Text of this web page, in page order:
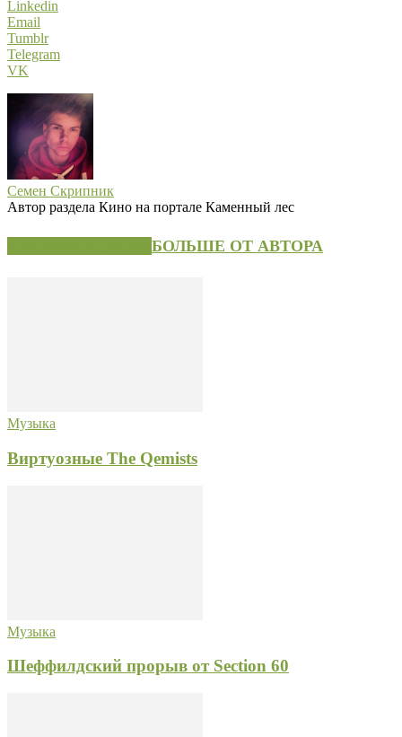
Linkedin
Email
Tumblr
Telegram
VK
Семен Скрипник
Автор раздела Кино на портале Каменный лес
БОЛЬШЕ ОТ АВТОРА
Музыка
Виртуозные The Qemists
Музыка
Шеффилдский прорыв от Section 60